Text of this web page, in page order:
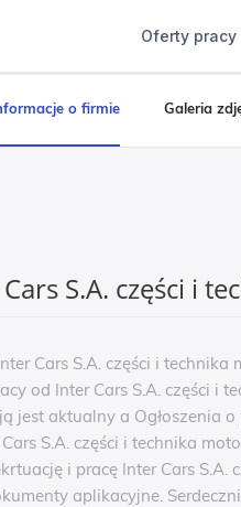
Oferty pracy
o firmie Galeria
S.A. części i
Cars S.A. części i
od Inter Cars S.A. części i
jest aktualny a Ogłoszenia
S.A. części i technika
i pracę Inter Cars
aplikacyjne.